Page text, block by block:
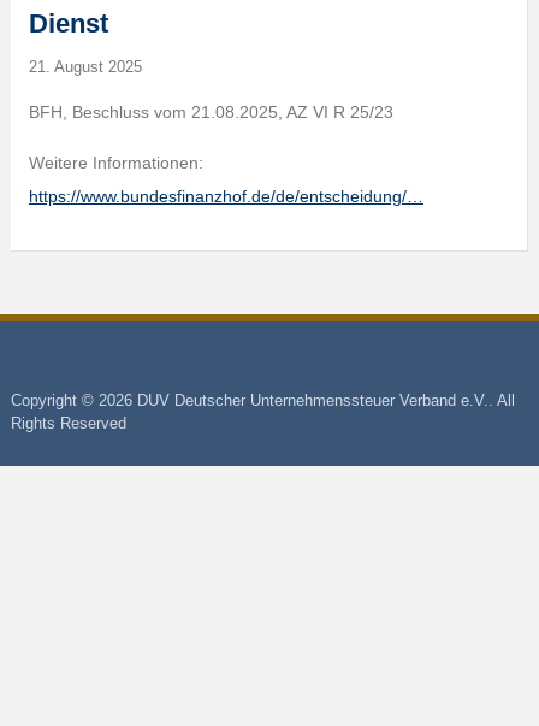
Dienst
21. August 2025
BFH, Beschluss vom 21.08.2025, AZ VI R 25/23
Weitere Informationen:
https://www.bundesfinanzhof.de/de/entscheidung/…
Copyright © 2026 DUV Deutscher Unternehmenssteuer Verband e.V.. All
Rights Reserved